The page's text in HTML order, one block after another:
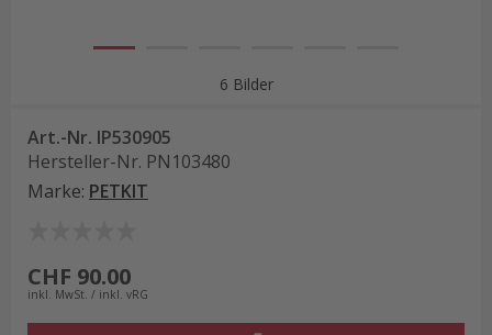
6 Bilder
Art.-Nr. IP530905
Hersteller-Nr. PN103480
Marke: PETKIT
CHF 90.00
inkl. MwSt. / inkl. vRG